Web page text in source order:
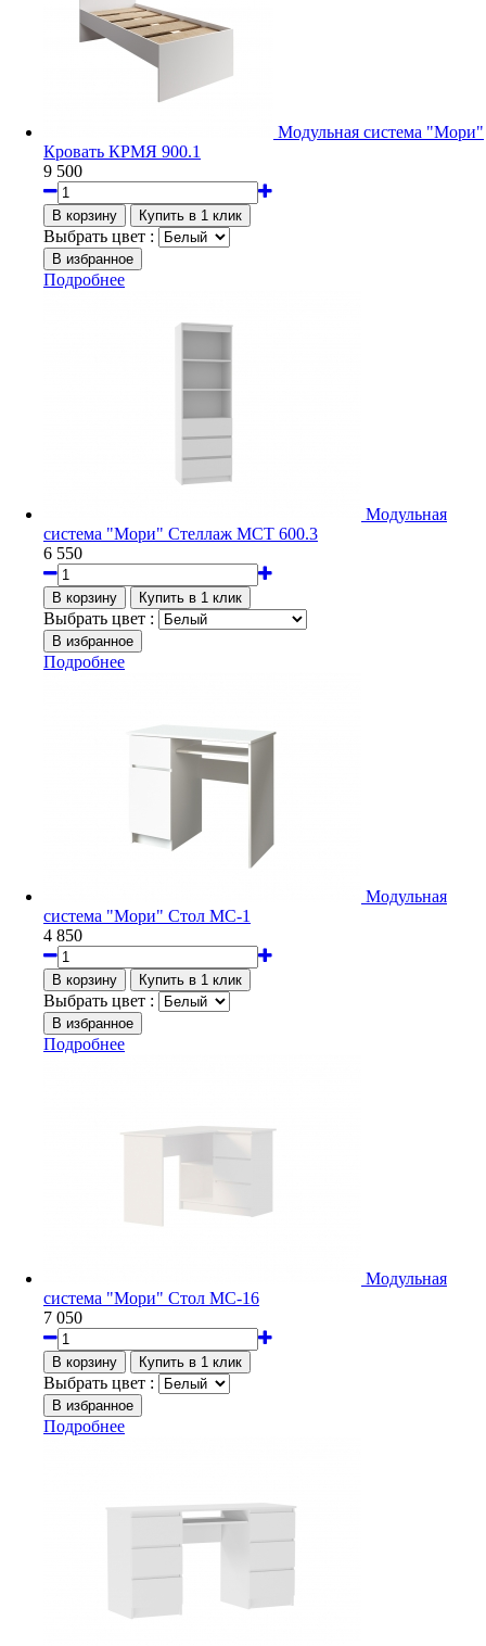
Модульная система "Мори"
Кровать КРМЯ 900.1
9 500
Выбрать цвет :
Подробнее
Модульная
система "Мори" Стеллаж МСТ 600.3
6 550
Выбрать цвет :
Подробнее
Модульная
система "Мори" Стол МС-1
4 850
Выбрать цвет :
Подробнее
Модульная
система "Мори" Стол МС-16
7 050
Выбрать цвет :
Подробнее